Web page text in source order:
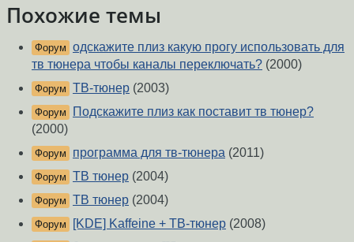
Похожие темы
Форум одскажите плиз какую прогу использовать для
тв тюнера чтобы каналы переключать? (2000)
Форум ТВ-тюнер (2003)
Форум
Подскажите плиз как поставит тв тюнер?
(2000)
Форум программа для тв-тюнера (2011)
Форум ТВ тюнер (2004)
Форум ТВ тюнер (2004)
Форум [KDE] Kaffeine + ТВ-тюнер (2008)